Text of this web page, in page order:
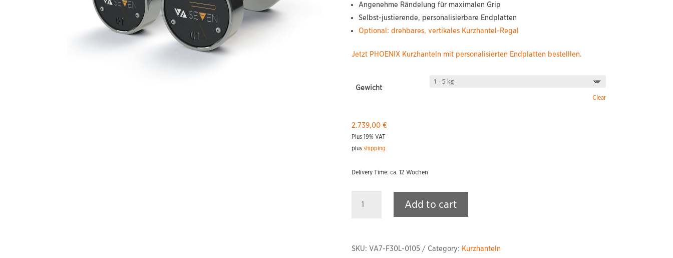
Angenehme Rändelung für maximalen Grip
Selbst-justierende, personalisierbare Endplatten
Optional: drehbares, vertikales Kurzhantel-Regal
Jetzt PHOENIX Kurzhanteln mit personalisierten Endplatten bestelllen.
Gewicht
Clear
2.739,00 €
Plus 19% VAT
plus shipping
Delivery Time: ca. 12 Wochen
quantity
Add to cart
SKU: VA7-F30L-0105 Category: Kurzhanteln